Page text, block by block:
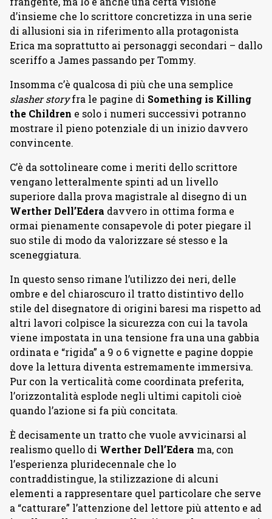
d’insieme che lo scrittore concretizza in una serie
di allusioni sia in riferimento alla protagonista
Erica ma soprattutto ai personaggi secondari – dallo
sceriffo a James passando per Tommy.
Insomma c’è qualcosa di più che una semplice
slasher storyfra le pagine di Something is Killing
the Children e solo i numeri successivi potranno
mostrare il pieno potenziale di un inizio davvero
convincente.
C’è da sottolineare come i meriti dello scrittore
vengano letteralmente spinti ad un livello
superiore dalla prova magistrale al disegno di un
Werther Dell’Edera davvero in ottima forma e
ormai pienamente consapevole di poter piegare il
suo stile di modo da valorizzare sé stesso e la
sceneggiatura.
In questo senso rimane l’utilizzo dei neri, delle
ombre e del chiaroscuro il tratto distintivo dello
stile del disegnatore di origini baresi ma rispetto ad
altri lavori colpisce la sicurezza con cui la tavola
viene impostata in una tensione fra una una gabbia
ordinata e “rigida” a 9 o 6 vignette e pagine doppie
dove la lettura diventa estremamente immersiva.
Pur con la verticalità come coordinata preferita,
l’orizzontalità esplode negli ultimi capitoli cioè
quando l’azione si fa più concitata.
È decisamente un tratto che vuole avvicinarsi al
realismo quello di Werther Dell’Edera ma, con
l’esperienza pluridecennale che lo
contraddistingue, la stilizzazione di alcuni
elementi a rappresentare quel particolare che serve
a “catturare” l’attenzione del lettore più attento e ad